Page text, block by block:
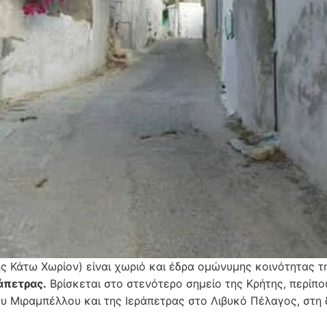
Κάτω Χωρίον) είναι χωριό και έδρα ομώνυμης κοινότητας
Βρίσκεται στο στενότερο σημείο της Κρήτης,
Μιραμπέλλου και της Ιεράπετρας στο Λιβυκό Πέλαγος,